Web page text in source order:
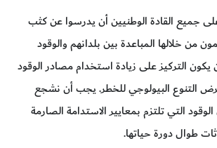
جميع القادة الوطنيين أن يدرسوا عن كثب
من خلالها المباعدة بين بلدانهم والوقود
التركيز على زيادة استخدام مصادر الوقود
التنوع البيولوجي للخطر. يجب أن نشجع
التي تلتزم بمعايير الاستدامة الصارمة
طوال دورة حياتها.